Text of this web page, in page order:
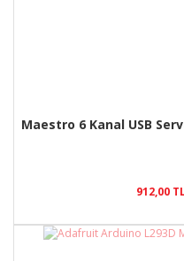
Maestro 6 Kanal USB
912,00